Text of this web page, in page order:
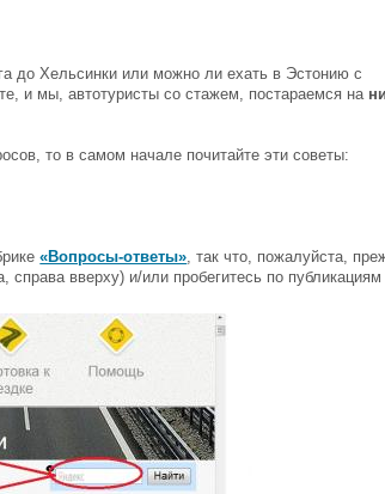
до Хельсинки или можно ли ехать в Эстонию с
и мы, автотуристы со стажем, постараемся на
то в самом начале почитайте эти советы:
«Вопросы-ответы», так что, пожалуйста,
вверху) и/или пробегитесь по публикациям